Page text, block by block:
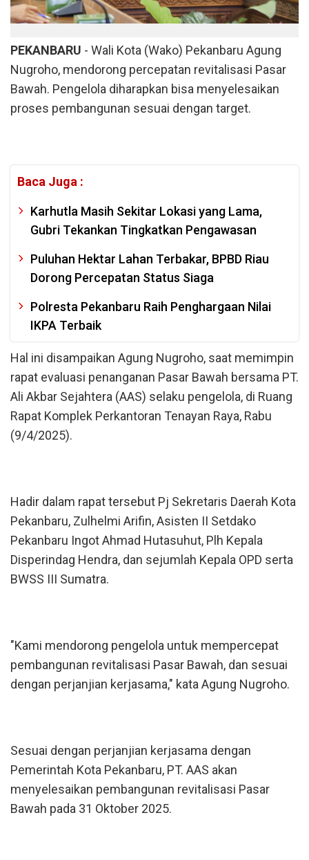
PEKANBARU - Wali Kota (Wako) Pekanbaru Agung
Nugroho, mendorong percepatan revitalisasi Pasar
Bawah. Pengelola diharapkan bisa menyelesaikan
proses pembangunan sesuai dengan target.
Baca Juga :
Karhutla Masih Sekitar Lokasi yang Lama,
Gubri Tekankan Tingkatkan Pengawasan
Puluhan Hektar Lahan Terbakar, BPBD Riau
Dorong Percepatan Status Siaga
Polresta Pekanbaru Raih Penghargaan Nilai
IKPA Terbaik
Hal ini disampaikan Agung Nugroho, saat memimpin
rapat evaluasi penanganan Pasar Bawah bersama PT.
Ali Akbar Sejahtera (AAS) selaku pengelola, di Ruang
Rapat Komplek Perkantoran Tenayan Raya, Rabu
(9/4/2025).
Hadir dalam rapat tersebut Pj Sekretaris Daerah Kota
Pekanbaru, Zulhelmi Arifin, Asisten II Setdako
Pekanbaru Ingot Ahmad Hutasuhut, Plh Kepala
Disperindag Hendra, dan sejumlah Kepala OPD serta
BWSS III Sumatra.
"Kami mendorong pengelola untuk mempercepat
pembangunan revitalisasi Pasar Bawah, dan sesuai
dengan perjanjian kerjasama," kata Agung Nugroho.
Sesuai dengan perjanjian kerjasama dengan
Pemerintah Kota Pekanbaru, PT. AAS akan
menyelesaikan pembangunan revitalisasi Pasar
Bawah pada 31 Oktober 2025.